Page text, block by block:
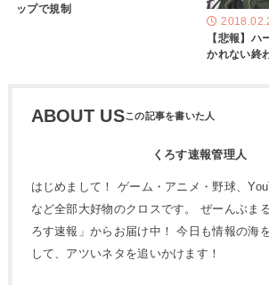
ップで規制
【悲報】
かれない終
ABOUT US
くろす速報管理人
はじめまして！ ゲーム・アニメ・野球、
など全部大好物のクロスです。 ぜーんぶま
ろす速報」からお届け中！ 今日も情報の海
して、アツいネタを追いかけます！